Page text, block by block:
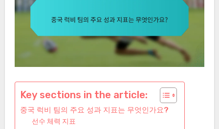
Key sections in the article:
중국 럭비 팀의 주요 성과 지표는 무엇인가요?
선수 체력 지표